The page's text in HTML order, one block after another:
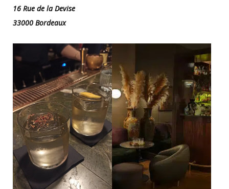
16 Rue de la Devise
33000 Bordeaux